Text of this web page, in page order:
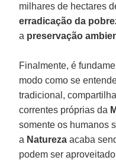
milhares de hectares
erradicação da
a preservação
Finalmente, é
modo como se
tradicional,
correntes próprias da
somente os humanos
a Natureza acaba
podem ser